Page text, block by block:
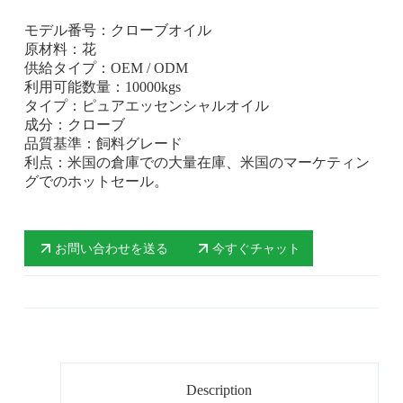
モデル番号：クローブオイル
原材料：花
供給タイプ：OEM / ODM
利用可能数量：10000kgs
タイプ：ピュアエッセンシャルオイル
成分：クローブ
品質基準：飼料グレード
利点：米国の倉庫での大量在庫、米国のマーケティン
グでのホットセール。
お問い合わせを送る 今すぐチャット
Description